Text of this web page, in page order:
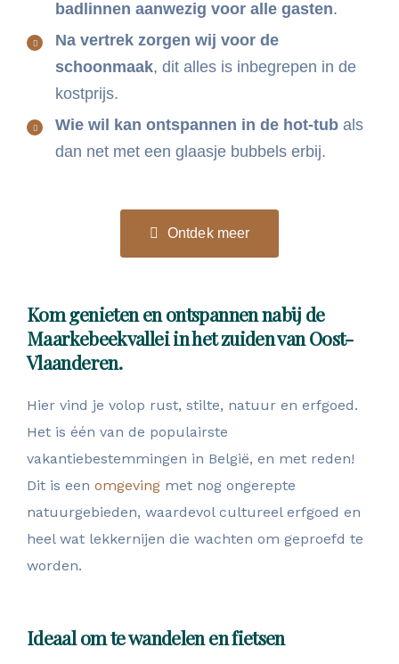
badlinnen aanwezig voor alle gasten.
Na vertrek zorgen wij voor de
schoonmaak, dit alles is inbegrepen in de
kostprijs.
Wie wil kan ontspannen in de hot-tub als
dan net met een glaasje bubbels erbij.
Ontdek meer
Kom genieten en ontspannen nabij de
Maarkebeekvallei in het zuiden van Oost-
Vlaanderen.
Hier vind je volop rust, stilte, natuur en erfgoed.
Het is één van de populairste
vakantiebestemmingen in België, en met reden!
Dit is een omgeving met nog ongerepte
natuurgebieden, waardevol cultureel erfgoed en
heel wat lekkernijen die wachten om geproefd te
worden.
Ideaal om te wandelen en fietsen